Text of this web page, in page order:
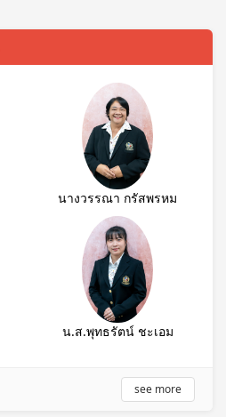
นางวรรณา กรัสพรหม
น.ส.พุทธรัตน์ ชะเอม
see more